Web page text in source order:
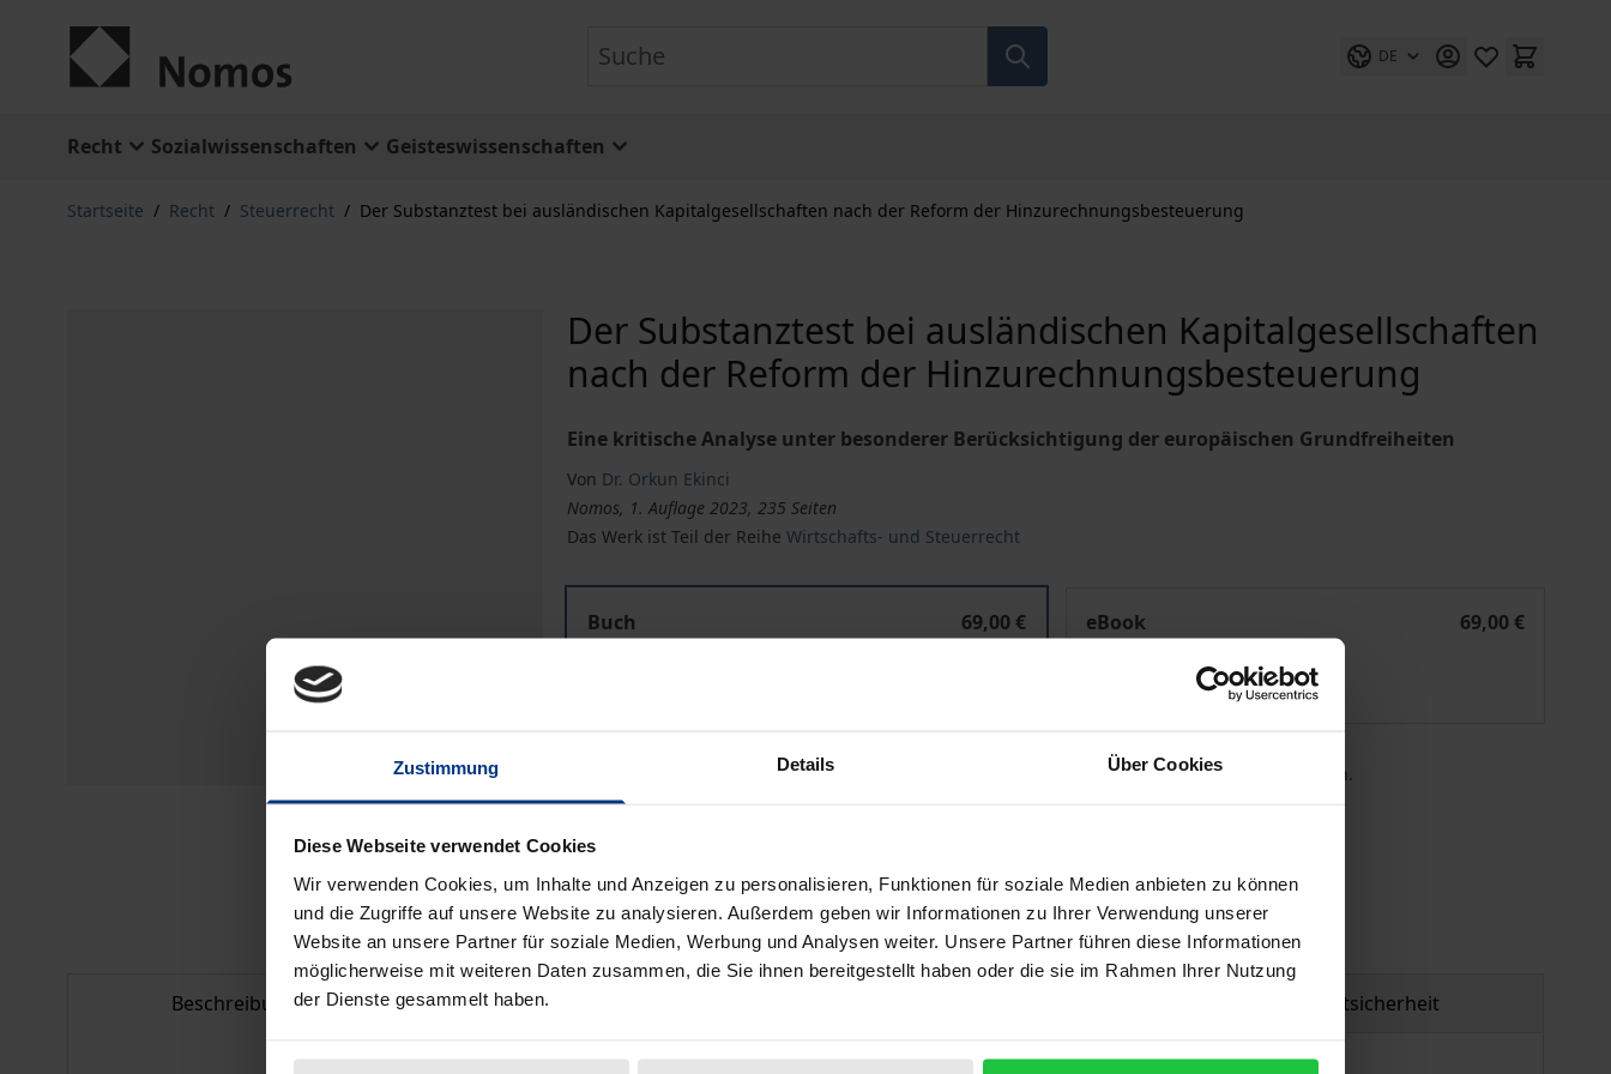
Zustimmung Details Über Cookies
Diese Webseite verwendet Cookies
Wir verwenden Cookies, um Inhalte und Anzeigen zu personalisieren, Funktionen für soziale Medien anbieten zu können
und die Zugriffe auf unsere Website zu analysieren. Außerdem geben wir Informationen zu Ihrer Verwendung unserer
Website an unsere Partner für soziale Medien, Werbung und Analysen weiter. Unsere Partner führen diese Informationen
möglicherweise mit weiteren Daten zusammen, die Sie ihnen bereitgestellt haben oder die sie im Rahmen Ihrer Nutzung
der Dienste gesammelt haben.
DE
Recht Sozialwissenschaften Geisteswissenschaften
Startseite / Recht / Steuerrecht / Der Substanztest bei ausländischen Kapitalgesellschaften nach der Reform der Hinzurechnungsbesteuerung
Der Substanztest bei ausländischen Kapitalgesellschaften
nach der Reform der Hinzurechnungsbesteuerung
Eine kritische Analyse unter besonderer Berücksichtigung der europäischen Grundfreiheiten
Von Dr. Orkun Ekinci
Nomos, 1. Auflage 2023, 235 Seiten
Das Werk ist Teil der ReiheWirtschafts- und Steuerrecht
Buch
69,00 €
eBook
69,00 €
Preisangaben inkl. MwSt. Abhängig von der Lieferadresse kann die MwSt. an der Kasse variieren.
Hinweise zu Versandkosten
Beschreibung Bibliografische Angaben Produktsicherheit